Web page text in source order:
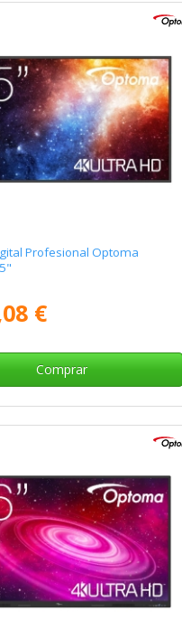
Profesional Optoma
€
Comprar